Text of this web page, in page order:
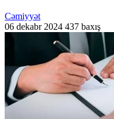
Cəmiyyət
06 dekabr 2024 437 baxış